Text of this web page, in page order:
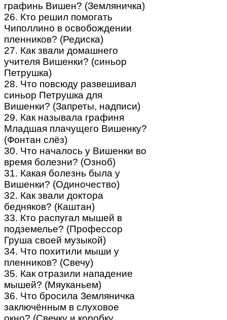
графинь Вишен? (Земляничка)
26. Кто решил помогать
Чиполлино в освобождении
пленников? (Редиска)
27. Как звали домашнего
учителя Вишенки? (синьор
Петрушка)
28. Что повсюду развешивал
синьор Петрушка для
Вишенки? (Запреты, надписи)
29. Как называла графиня
Младшая плачущего Вишенку?
(Фонтан слёз)
30. Что началось у Вишенки во
время болезни? (Озноб)
31. Какая болезнь была у
Вишенки? (Одиночество)
32. Как звали доктора
бедняков? (Каштан)
33. Кто распугал мышей в
подземелье? (Профессор
Груша своей музыкой)
34. Что похитили мыши у
пленников? (Свечу)
35. Как отразили нападение
мышей? (Мяуканьем)
36. Что бросила Земляничка
заключённым в слуховое